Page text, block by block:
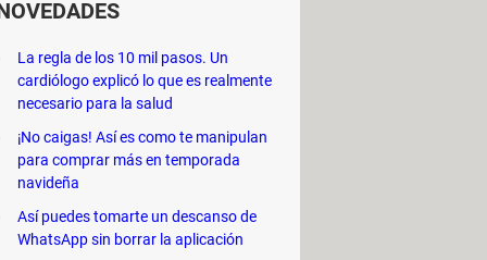
Jon KrakauerUnder the Banner of
de Utah, en Estados Unidos,
La regla de los 10 mil pasos. Un
cardiólogo explicó lo que es realmente
necesario para la salud
¡No caigas! Así es como te manipulan
para comprar más en temporada
navideña
Así puedes tomarte un descanso de
WhatsApp sin borrar la aplicación